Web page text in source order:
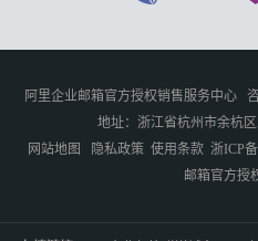
阿里企业邮箱官方授权销售服务中心
地址：浙江省杭州市余杭
网站地图
隐私政策 使用条款 浙ICP
邮箱官方授